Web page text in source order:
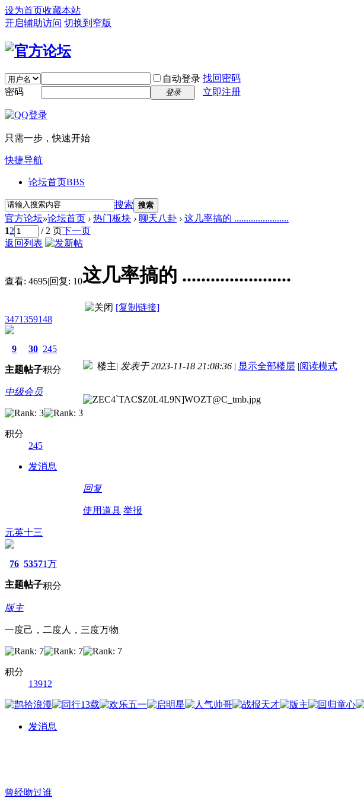
设为首页收藏本站
开启辅助访问 切换到窄版
自动登录 找回密码
密码
登录 立即注册
只需一步，快速开始
快捷导航
论坛首页BBS
搜索 搜索
官方论坛»论坛首页 › 热门板块 › 聊天八卦 › 这几率搞的 .......................
12 / 2 页下一页
返回列表
查看: 4695|回复: 10这几率搞的 .......................
[复制链接]
3471359148
9
主题
30
帖子
245
积分
中级会员
积分
245
发消息
楼主| 发表于 2023-11-18 21:08:36 | 显示全部楼层 |阅读模式
回复
使用道具 举报
元英十三
76
主题
5357
帖子
1万
积分
版主
一度己，二度人，三度万物
积分
13912
发消息
曾经吻过谁